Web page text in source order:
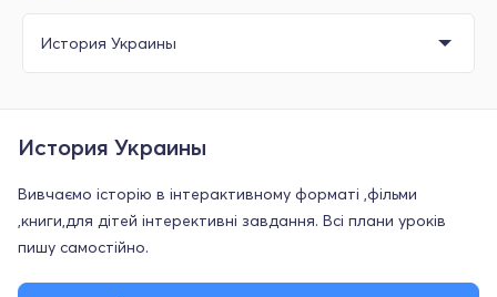
История Украины
Вивчаємо історію в інтерактивному форматі ,фільми
,книги,для дітей інтерективні завдання. Всі плани уроків
пишу самостійно.